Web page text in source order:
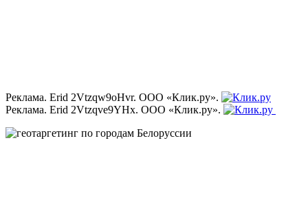
Реклама. Erid 2Vtzqw9oHvr. ООО «Клик.ру».
Реклама. Erid 2Vtzqve9YHx. ООО «Клик.ру».